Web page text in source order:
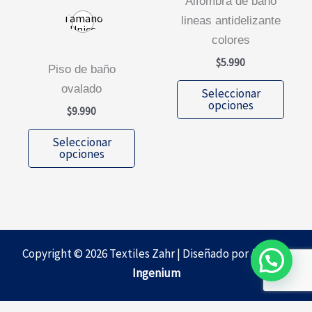
Tamano
Unico
piso de baño
ovalado
$9.990
Seleccionar
opciones
Este
tiene
Las
opciones
se
lineas antidelizante
colores
$5.990
Seleccionar
opciones
Este
tiene
elegir
en
la
Copyright © 2026 Textiles Zahr | Diseñado porAgencia
Ingenium